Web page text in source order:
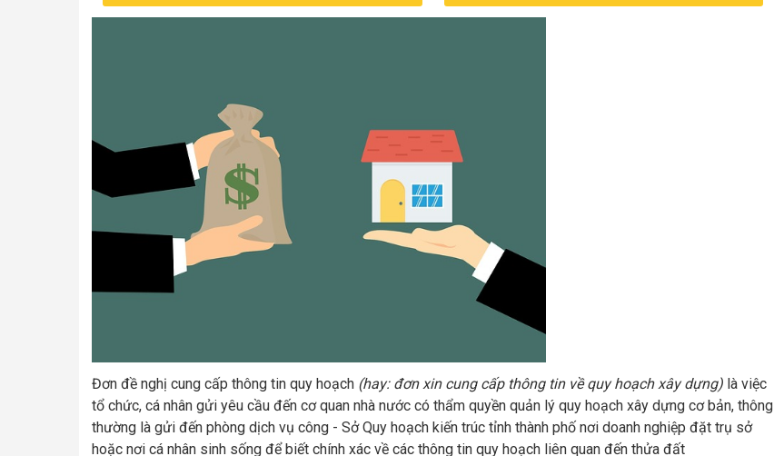
Đơn đề nghị cung cấp thông tin quy hoạch (hay: đơn xin cung cấp thông tin về quy hoạch xây dựng) là việc
tổ chức, cá nhân gửi yêu cầu đến cơ quan nhà nước có thẩm quyền quản lý quy hoạch xây dựng cơ bản, thông
thường là gửi đến phòng dịch vụ công - Sở Quy hoạch kiến trúc tỉnh thành phố nơi doanh nghiệp đặt trụ sở
hoặc nơi cá nhân sinh sống để biết chính xác về các thông tin quy hoạch liên quan đến thửa đất